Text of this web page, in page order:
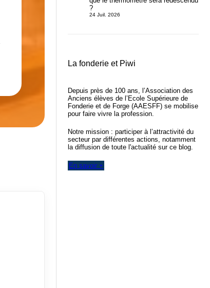
?
24 Juil. 2026
La fonderie et Piwi
Depuis près de 100 ans, l’Association des
Anciens élèves de l’Ecole Supérieure de
Fonderie et de Forge (AAESFF) se mobilise
pour faire vivre la profession.
Notre mission : participer à l’attractivité du
secteur par différentes actions, notamment
la diffusion de toute l'actualité sur ce blog.
En savoir +